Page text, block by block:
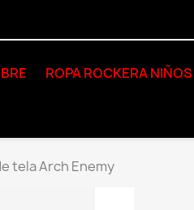
ROPA ROCKERA NIÑOS
tela Arch Enemy